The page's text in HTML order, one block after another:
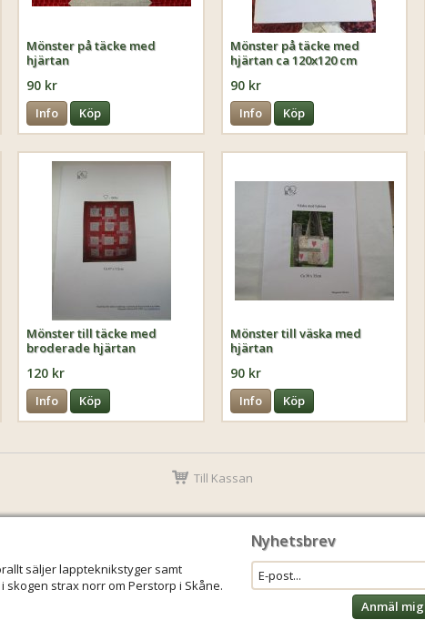
Mönster på täcke med
hjärtan
90 kr
Info Köp
Mönster på täcke med
hjärtan ca 120x120 cm
90 kr
Info Köp
Mönster till täcke med
broderade hjärtan
120 kr
Info Köp
Mönster till väska med
hjärtan
90 kr
Info Köp
Till Kassan
Nyhetsbrev
Anmäl mig
säljer lappteknikstyger samt
strax norr om Perstorp i Skåne.